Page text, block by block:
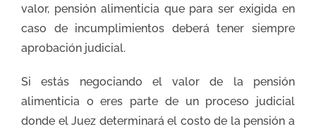
valor, pensión alimenticia que para ser exigida en
caso de incumplimientos deberá tener siempre
aprobación judicial.
Si estás negociando el valor de la pensión
alimenticia o eres parte de un proceso judicial
donde el Juez determinará el costo de la pensión a